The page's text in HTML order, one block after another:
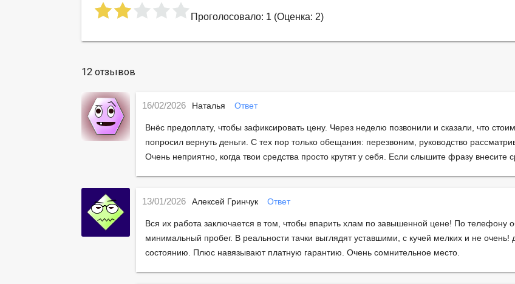
Проголосовало: 1 (Оценка: 2)
12 отзывов
Наталья
16/02/2026 Ответ
Внёс предоплату, чтобы зафиксировать цену. Через неделю позвонили и сказали, что
попросил вернуть деньги. С тех пор только обещания: перезвоним, руководство
Очень неприятно, когда твои средства просто крутят у себя. Если слышите фразу
Алексей Гринчук
13/01/2026 Ответ
Вся их работа заключается в том, чтобы впарить хлам по завышенной цене! По телефону
минимальный пробег. В реальности тачки выглядят уставшими, с кучей мелких и не
состоянию. Плюс навязывают платную гарантию. Очень сомнительное место.